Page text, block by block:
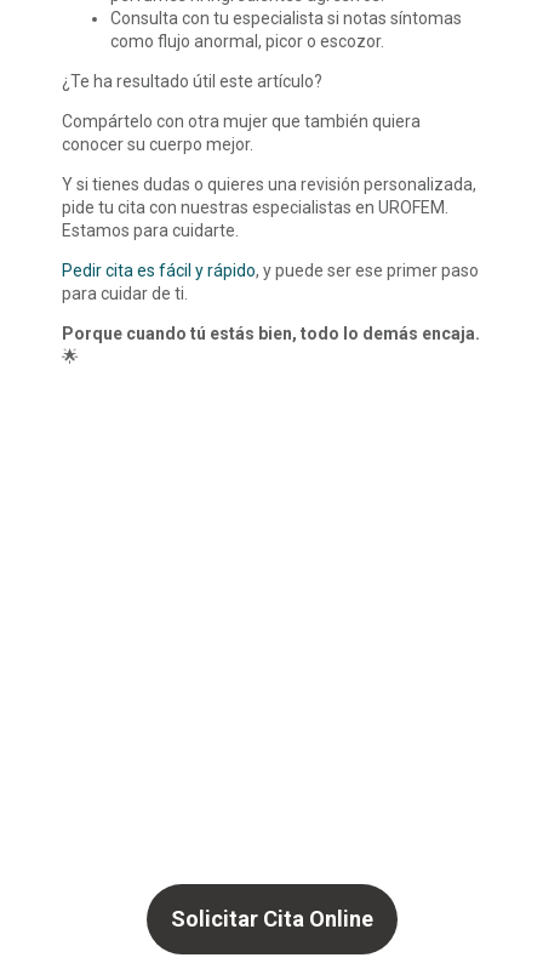
Consulta con tu especialista si notas síntomas
como flujo anormal, picor o escozor.
¿Te ha resultado útil este artículo?
Compártelo con otra mujer que también quiera
conocer su cuerpo mejor.
Y si tienes dudas o quieres una revisión personalizada,
pide tu cita con nuestras especialistas en UROFEM.
Estamos para cuidarte.
Pedir cita es fácil y rápido, y puede ser ese primer paso
para cuidar de ti.
Porque cuando tú estás bien, todo lo demás encaja.
🌟
Solicitar Cita Online